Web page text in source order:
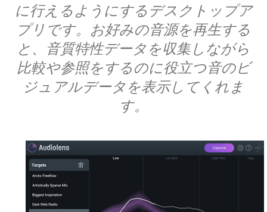
に行えるようにするデスクトップア
プリです。お好みの音源を再生する
と、音質特性データを収集しながら
比較や参照をするのに役立つ音のビ
ジュアルデータを表示してくれま
す。